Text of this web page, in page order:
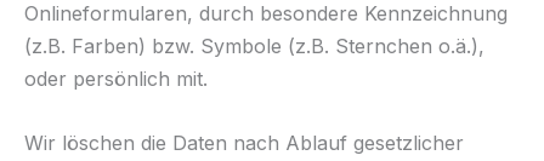
Onlineformularen, durch besondere Kennzeichnung
(z.B. Farben) bzw. Symbole (z.B. Sternchen o.ä.),
oder persönlich mit.
Wir löschen die Daten nach Ablauf gesetzlicher